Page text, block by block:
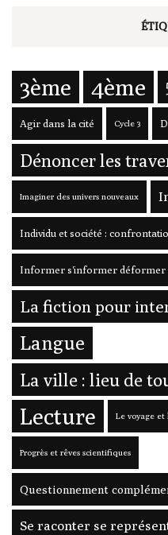
3ème 4ème
Agir dans la cité Cycle 3
Dénoncer les
Imaginer des univers nouveaux
Individu et société :
Informer s'informer déformer
La fiction pour
Langue
La ville : lieu de
Lecture Le voyage et
Progrès et rêves scientifiques
Questionnement
Se raconter se